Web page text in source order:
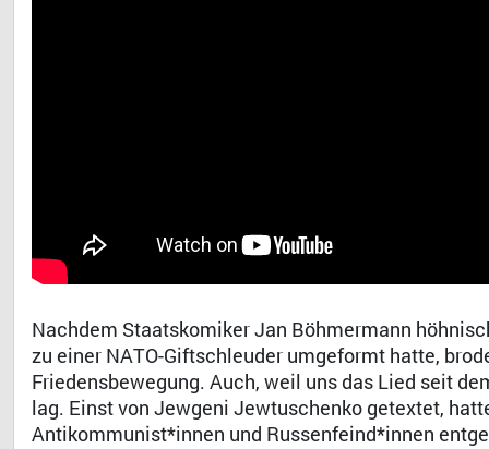
Nachdem Staatskomiker Jan Böhmermann
zu einer NATO-Giftschleuder umgeformt hatte,
Friedensbewegung. Auch, weil uns das Lied seit
lag. Einst von Jewgeni Jewtuschenko getextet,
Antikommunist*innen und Russenfeind*innen